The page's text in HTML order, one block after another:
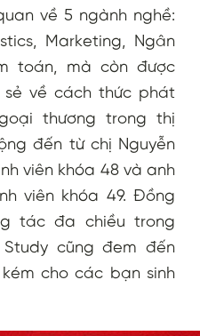
về 5 ngành nghề:
Marketing, Ngân
toán, mà còn được
sẻ về cách thức phát
thương trong thị
đến từ chị Nguyễn
viên khóa 48 và anh
viên khóa 49. Đồng
tác đa chiều trong
cũng đem đến
cho các bạn sinh